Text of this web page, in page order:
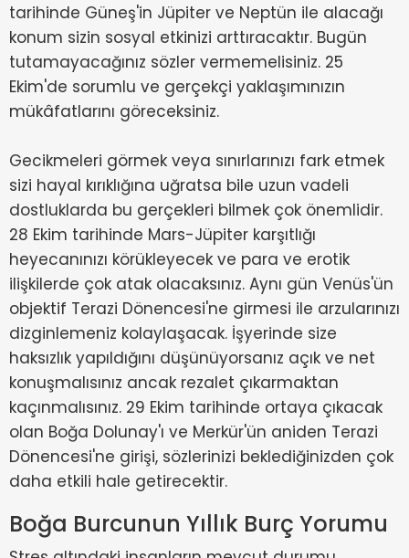
tarihinde Güneş'in Jüpiter ve Neptün ile alacağı
konum sizin sosyal etkinizi arttıracaktır. Bugün
tutamayacağınız sözler vermemelisiniz. 25
Ekim'de sorumlu ve gerçekçi yaklaşımınızın
mükâfatlarını göreceksiniz.
Gecikmeleri görmek veya sınırlarınızı fark etmek
sizi hayal kırıklığına uğratsa bile uzun vadeli
dostluklarda bu gerçekleri bilmek çok önemlidir.
28 Ekim tarihinde Mars-Jüpiter karşıtlığı
heyecanınızı körükleyecek ve para ve erotik
ilişkilerde çok atak olacaksınız. Aynı gün Venüs'ün
objektif Terazi Dönencesi'ne girmesi ile arzularınızı
dizginlemeniz kolaylaşacak. İşyerinde size
haksızlık yapıldığını düşünüyorsanız açık ve net
konuşmalısınız ancak rezalet çıkarmaktan
kaçınmalısınız. 29 Ekim tarihinde ortaya çıkacak
olan Boğa Dolunay'ı ve Merkür'ün aniden Terazi
Dönencesi'ne girişi, sözlerinizi beklediğinizden çok
daha etkili hale getirecektir.
Boğa Burcunun Yıllık Burç Yorumu